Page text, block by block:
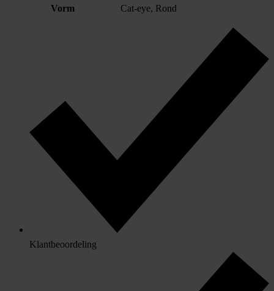
Vorm
Cat-eye, Rond
Klantbeoordeling